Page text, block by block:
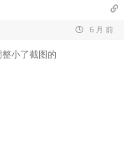
6 月 前
小了截图的